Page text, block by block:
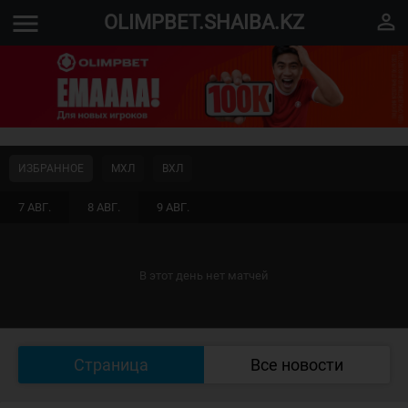
menu OLIMPBET.SHAIBA.KZ perm_identity
7 АВГ. 8 АВГ. 9 АВГ.
ИЗБРАННОЕ МХЛ ВХЛ
В этот день нет матчей
Страница Все новости